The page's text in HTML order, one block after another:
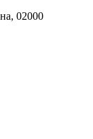
02000